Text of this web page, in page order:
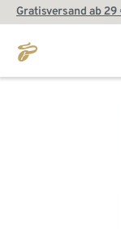
Gratisversand ab 29